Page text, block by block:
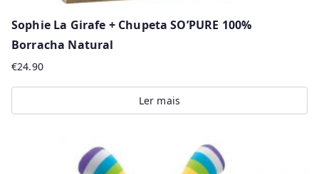
Sophie La Girafe + Chupeta SO’PURE 100%
Borracha Natural
€24.90
Ler mais